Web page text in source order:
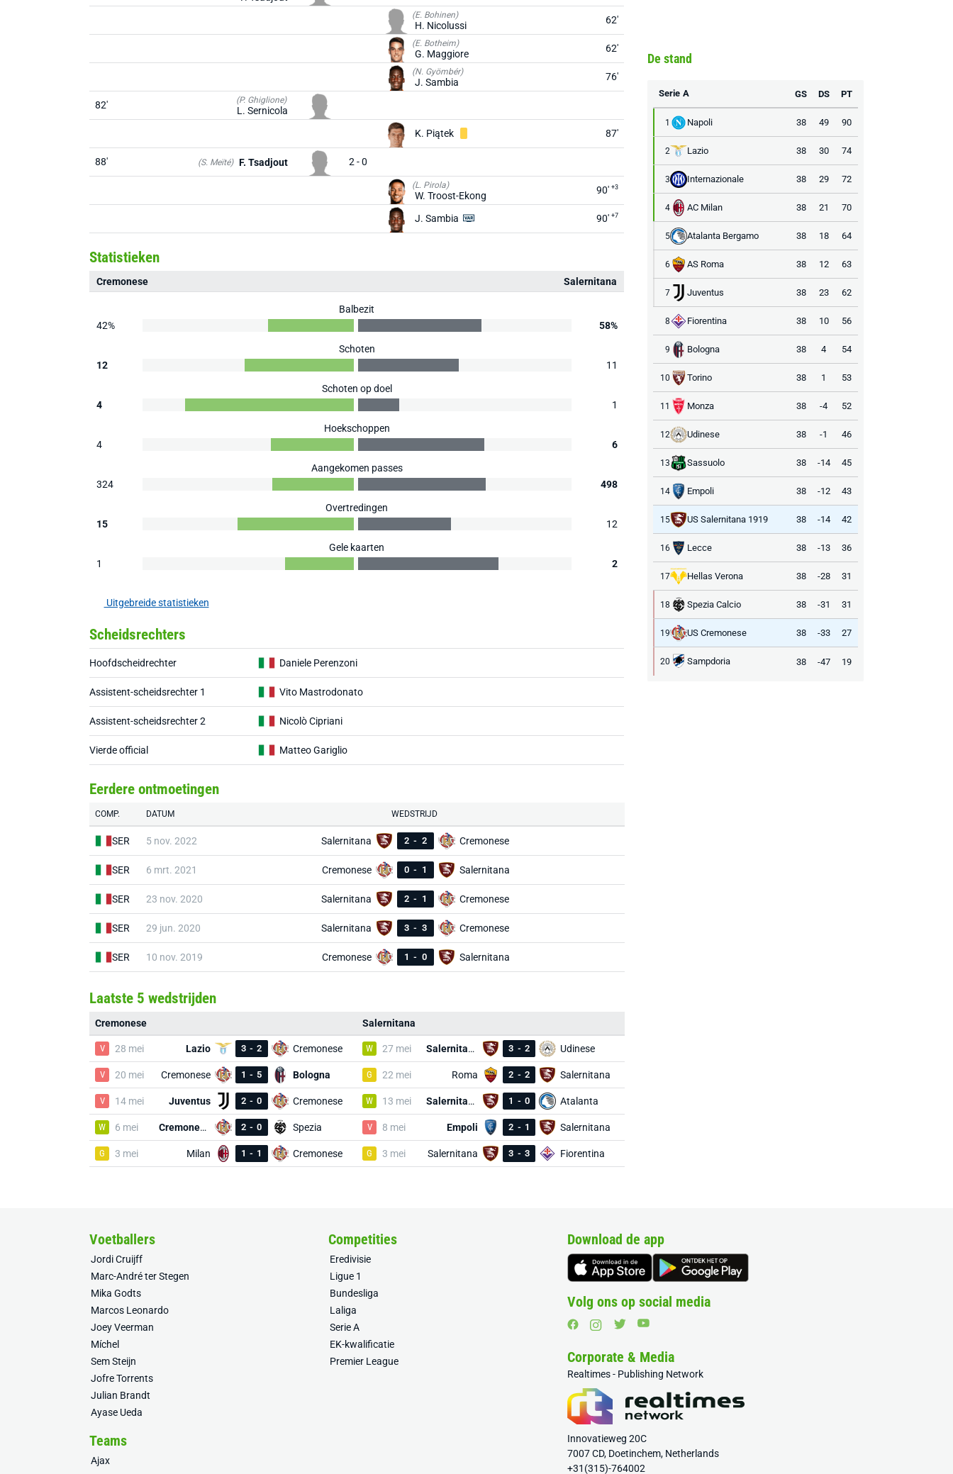
(E. Bohinen)
H. Nicolussi 62'
(E. Botheim)
G. Maggiore 62'
(N. Gyömbér)
J. Sambia 76'
82' (P. Ghiglione)
L. Sernicola
K. Piątek
87'
88' (S. Meïté) F. Tsadjout 2 - 0
(L. Pirola)
W. Troost-Ekong 90' +3
J. Sambia 90' +7
Statistieken
Cremonese Salernitana
Balbezit
42%
58%
Schoten
12
11
Schoten op doel
4
1
Hoekschoppen
4
6
Aangekomen passes
324
498
Overtredingen
15
12
Gele kaarten
1
2
Uitgebreide statistieken
Scheidsrechters
Hoofdscheidrechter Daniele Perenzoni
Assistent-scheidsrechter 1 Vito Mastrodonato
Assistent-scheidsrechter 2 Nicolò Cipriani
Vierde official Matteo Gariglio
Eerdere ontmoetingen
COMP. DATUM WEDSTRIJD
SER 5 nov. 2022 Salernitana 2 - 2 Cremonese
SER 6 mrt. 2021 Cremonese 0 - 1 Salernitana
SER 23 nov. 2020 Salernitana 2 - 1 Cremonese
SER 29 jun. 2020 Salernitana 3 - 3 Cremonese
SER 10 nov. 2019 Cremonese 1 - 0 Salernitana
Laatste 5 wedstrijden
Cremonese
V 28 mei Lazio 3 - 2 Cremonese
V 20 mei Cremonese 1 - 5 Bologna
V 14 mei Juventus 2 - 0 Cremonese
W 6 mei Cremonese 2 - 0 Spezia
G 3 mei Milan 1 - 1 Cremonese
Salernitana
W 27 mei Salernitana 3 - 2 Udinese
G 22 mei Roma 2 - 2 Salernitana
W 13 mei Salernitana 1 - 0 Atalanta
V 8 mei Empoli 2 - 1 Salernitana
G 3 mei Salernitana 3 - 3 Fiorentina
De stand
Serie A GS DS PT
1 Napoli 38 49 90
2 Lazio 38 30 74
3 Internazionale 38 29 72
4 AC Milan 38 21 70
5 Atalanta Bergamo 38 18 64
6 AS Roma 38 12 63
7 Juventus 38 23 62
8 Fiorentina 38 10 56
9 Bologna 38 4 54
10 Torino 38 1 53
11 Monza 38 -4 52
12 Udinese 38 -1 46
13 Sassuolo 38 -14 45
14 Empoli 38 -12 43
15 US Salernitana 1919 38 -14 42
16 Lecce 38 -13 36
17 Hellas Verona 38 -28 31
18 Spezia Calcio 38 -31 31
19 US Cremonese 38 -33 27
20 Sampdoria 38 -47 19
Voetballers
Jordi Cruijff
Marc-André ter Stegen
Mika Godts
Marcos Leonardo
Joey Veerman
Míchel
Sem Steijn
Jofre Torrents
Julian Brandt
Ayase Ueda
Competities
Eredivisie
Ligue 1
Bundesliga
Laliga
Serie A
EK-kwalificatie
Premier League
Teams
Ajax
Download de app
Volg ons op social media
Corporate & Media
Realtimes - Publishing Network
Innovatieweg 20C
7007 CD, Doetinchem, Netherlands
+31(315)-764002